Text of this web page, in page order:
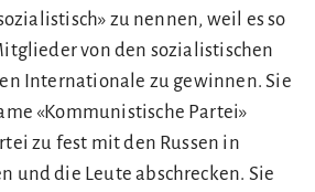
zu nennen, weil es so
von den sozialistischen
Internationale zu gewinnen. Sie
«Kommunistische Partei»
zu fest mit den Russen in
und die Leute abschrecken. Sie